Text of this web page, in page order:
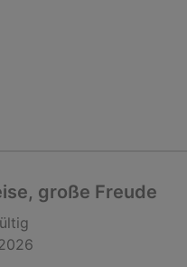
große Freude